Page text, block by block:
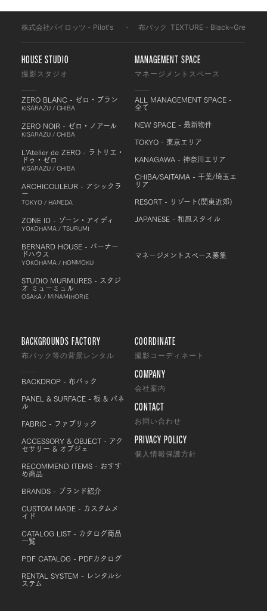
株式会社パイロッツ - Pilot's 布バック TEXTURE - Black~Grey
HOUSE STUDIO
撮影スタジオ
ZERO BLANC - ゼロ・ブラン
KISARAZU / CHIBA
ZERO NOIR - ゼロ・ノアール
KISARAZU / CHIBA
L'Atelier de ZERO - ラトリエ・
ドゥ・ゼロ
KISARAZU / CHIBA
ARCHICOULEUR - アシックラ
ー
TOKYO / HANEDA
ZONE ID - ゾーン・アイディ
YOKOHAMA / TSURUMI
BERNARD HOUSE - バーナー
ドハウス
YOKOHAMA / HONMOKU
STUDIO MURMURES - スタジ
オ ミューミュル
OSAKA / MINAMIHORIE
MANAGEMENT SPACE
マネージメントスペース
ALL MANAGEMENT SPACE -
全て
NEW SPACE - 最新物件
TOKYO - 東京エリア
KANAGAWA - 神奈川エリア
CHIBA/SAITAMA - 千葉/埼玉エ
リア
RESORT - リゾート(関東近郊)
JAPANESE - 和風スタイル
マネージメントスペース募集
BACKGROUNDS FACTORY
布バック等の背景レンタル
BACKDROP - 布バック
PANEL & SURFACE - 板 & パネ
ル
FABRIC - ファブリック
ACCESSORY & OBJECT - アク
セサリー & オブジェ
RECOMMEND ITEMS - おすす
め商品
BRANDS - ブランド紹介
CUSTOM MADE - カスタムメ
イド
CATALOG LIST - カタログ商品
一覧
PDF CATALOG - PDFカタログ
RENTAL SYSTEM - レンタルシ
ステム
COORDINATE
撮影コーディネート
COMPANY
会社案内
CONTACT
お問い合わせ
PRIVACY POLICY
個人情報保護方針